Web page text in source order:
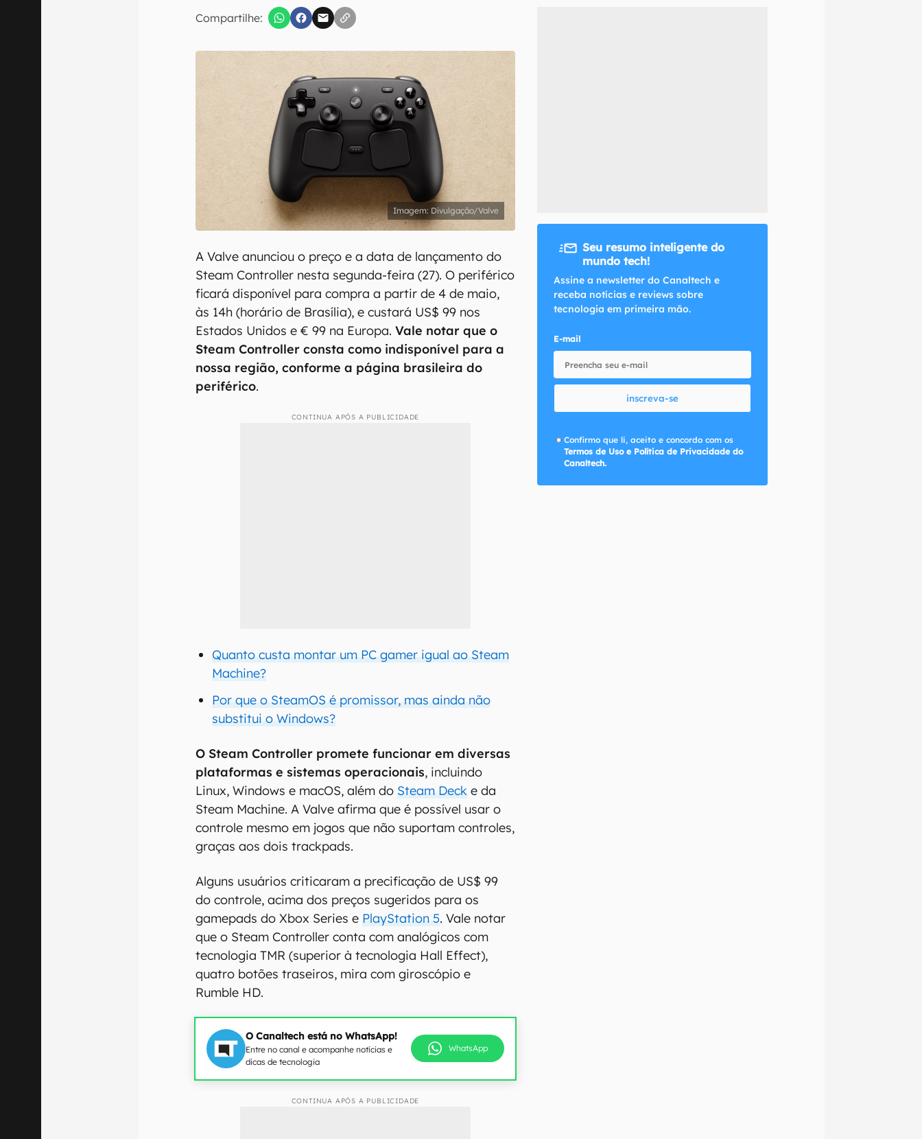
Compartilhe:
Confirmo que li, aceito e concordo com os Termos de Uso e Política de Privacidade do Canaltech.
Divulgação/Valve
A Valve anunciou o preço e a data de lançamento do
Steam Controller nesta segunda-feira (27). O periférico
ficará disponível para compra a partir de 4 de maio,
às 14h (horário de Brasília), e custará US$ 99 nos
Estados Unidos e € 99 na Europa.Vale notar que o
Steam Controller consta como indisponível para a
nossa região, conforme a página brasileira do
periférico.
CONTINUA APÓS A PUBLICIDADE
Quanto custa montar um PC gamer igual ao Steam
Machine?
Por que o SteamOS é promissor, mas ainda não
substitui o Windows?
O Steam Controller promete funcionar em diversas
plataformas e sistemas operacionais, incluindo
Linux, Windows e macOS, além do Steam Deck e da
Steam Machine. A Valve afirma que é possível usar o
controle mesmo em jogos que não suportam controles,
graças aos dois trackpads.
Alguns usuários criticaram a precificação de US$ 99
do controle, acima dos preços sugeridos para os
gamepads do Xbox Series e PlayStation 5. Vale notar
que o Steam Controller conta com analógicos com
tecnologia TMR (superior à tecnologia Hall Effect),
quatro botões traseiros, mira com giroscópio e
Rumble HD.
O Canaltech está no WhatsApp!
Entre no canal e acompanhe notícias e
dicas de tecnologia
WhatsApp
CONTINUA APÓS A PUBLICIDADE
Seu resumo inteligente do
mundo tech!
Assine a newsletter do Canaltech e
receba notícias e reviews sobre
tecnologia em primeira mão.
E-mail
inscreva-se
Confirmo que li, aceito e concordo com os
Termos de Uso e Política de Privacidade do
Canaltech.